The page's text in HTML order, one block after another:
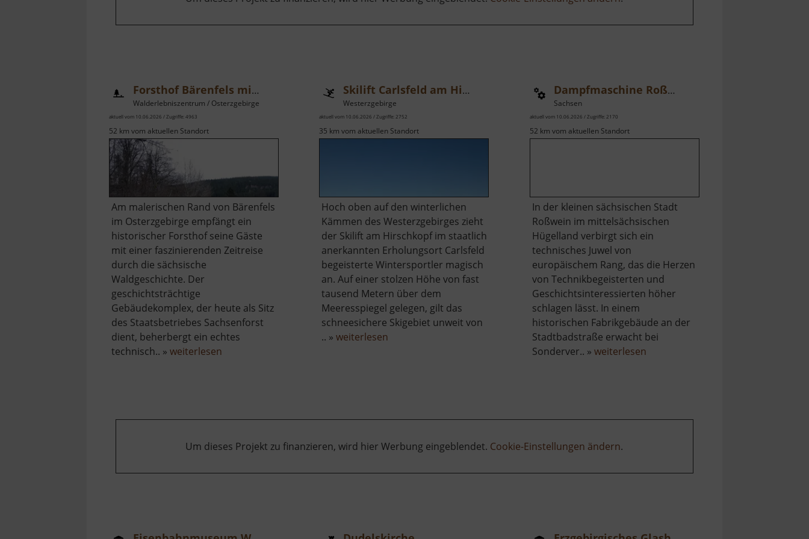
Forsthof Bärenfels mit Arboretum
Walderlebniszentrum / Osterzgebirge
aktuell vom 10.06.2026 / Zugriffe: 4963
52 km vom aktuellen Standort
Am malerischen Rand von Bärenfels
im Osterzgebirge empfängt ein
historischer Forsthof seine Gäste
mit einer faszinierenden Zeitreise
durch die sächsische
Waldgeschichte. Der
geschichtsträchtige
Gebäudekomplex, der heute als Sitz
des Staatsbetriebes Sachsenforst
dient, beherbergt ein echtes
technisch.. » weiterlesen
Skilift Carlsfeld am Hirschkopf
Westerzgebirge
aktuell vom 10.06.2026 / Zugriffe: 2752
35 km vom aktuellen Standort
Hoch oben auf den winterlichen
Kämmen des Westerzgebirges zieht
der Skilift am Hirschkopf im staatlich
anerkannten Erholungsort Carlsfeld
begeisterte Wintersportler magisch
an. Auf einer stolzen Höhe von fast
tausend Metern über dem
Meeresspiegel gelegen, gilt das
schneesichere Skigebiet unweit von
.. »weiterlesen
Dampfmaschine Roßwein
Sachsen
aktuell vom 10.06.2026 / Zugriffe: 2170
52 km vom aktuellen Standort
In der kleinen sächsischen Stadt
Roßwein im mittelsächsischen
Hügelland verbirgt sich ein
technisches Juwel von
europäischem Rang, das die Herzen
von Technikbegeisterten und
Geschichtsinteressierten höher
schlagen lässt. In einem
historischen Fabrikgebäude an der
Stadtbadstraße erwacht bei
Sonderver.. » weiterlesenüber
Um dieses Projekt zu finanzieren, wird hier Werbung eingeblendet. Cookie-Einstellungen ändern.